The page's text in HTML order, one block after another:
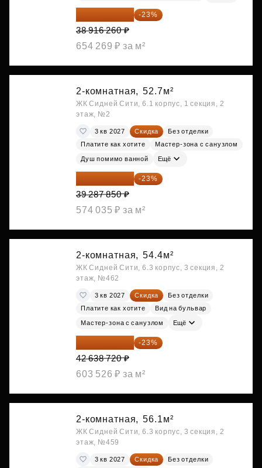
29 965 520 ₽ -23%
38 916 260 ₽
654 269 ₽ за м²
2-комнатная, 52.7м²
ЖК Сидней Сити, 6.1 корпус, 1 секция, 2
этаж, №2
3 кв 2027 Скидка
Без отделки
Платите как хотите
Мастер-зона с санузлом
Душ помимо ванной Ещё
30 251 645 ₽ -23%
39 287 850 ₽
574 035 ₽ за м²
2-комнатная, 54.4м²
ЖК Сидней Сити, 6.3 корпус, 3 секция, 2
этаж, №462
3 кв 2027 Скидка
Без отделки
Платите как хотите
Вид на бульвар
Мастер-зона с санузлом Ещё
32 831 814 ₽ -23%
42 638 720 ₽
603 526 ₽ за м²
2-комнатная, 56.1м²
ЖК Сидней Сити, 6.3 корпус, 3 секция, 2
этаж, №459
3 кв 2027 Скидка
Без отделки